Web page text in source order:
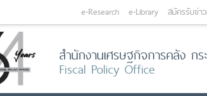
e-Research e-Library สมัครรับข่า
สำนักงานเศรษฐกิจการคลัง ก
Fiscal Policy Office